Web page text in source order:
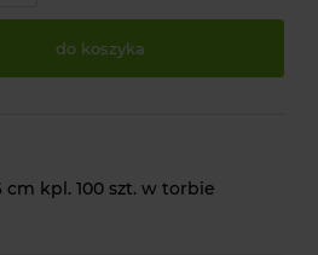
do koszyka
kpl. 100 szt. w torbie